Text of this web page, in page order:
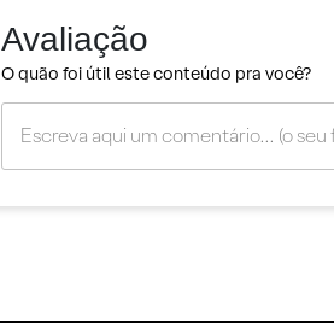
Avaliação
O quão foi útil este conteúdo pra você?